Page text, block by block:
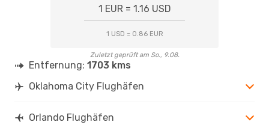
1 EUR = 1.16 USD
1 USD = 0.86 EUR
Zuletzt geprüft am So., 9.08.
Entfernung: 1703 kms
Oklahoma City Flughäfen
Orlando Flughäfen